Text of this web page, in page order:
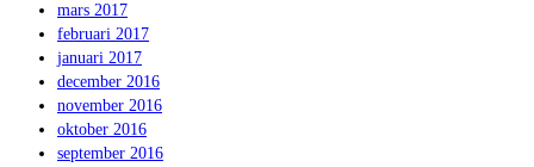
mars 2017
februari 2017
januari 2017
december 2016
november 2016
oktober 2016
september 2016